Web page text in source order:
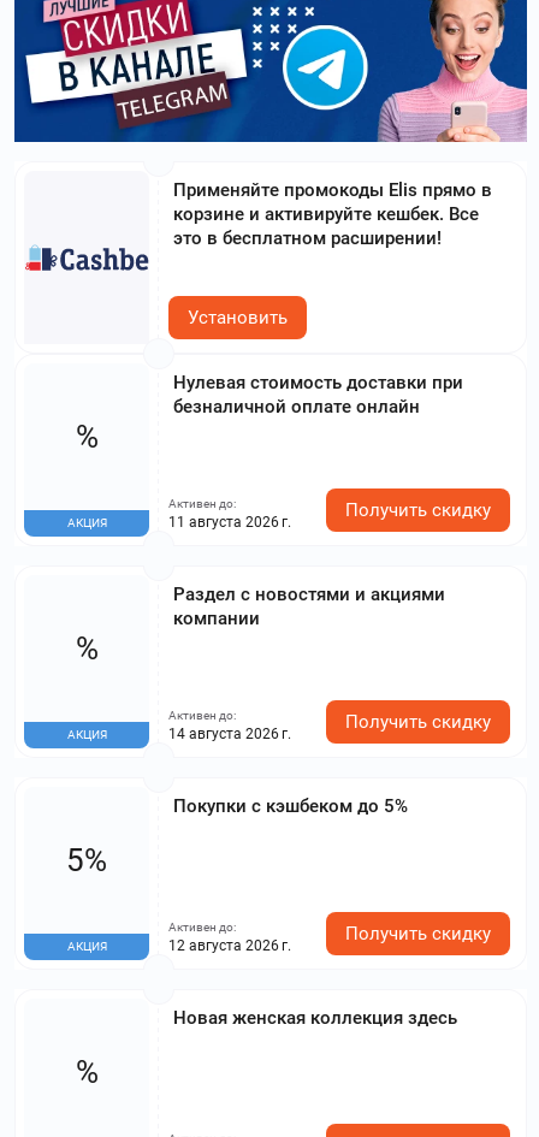
Применяйте промокоды Elis прямо в
корзине и активируйте кешбек. Все
это в бесплатном расширении!
Установить
Нулевая стоимость доставки при
безналичной оплате онлайн
%
АКЦИЯ
Активен до:
11 августа 2026 г.
Получить скидку
Раздел с новостями и акциями
компании
%
АКЦИЯ
Активен до:
14 августа 2026 г.
Получить скидку
Покупки с кэшбеком до 5%
5%
АКЦИЯ
Активен до:
12 августа 2026 г.
Получить скидку
Новая женская коллекция здесь
%